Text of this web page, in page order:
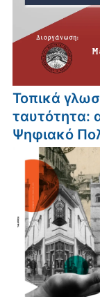
Τοπικά
ταυτότητα:
Ψηφιακό